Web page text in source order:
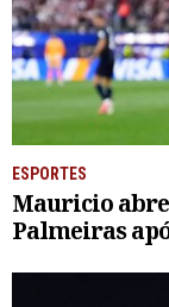
ESPORTES
Mauricio
Palmeiras